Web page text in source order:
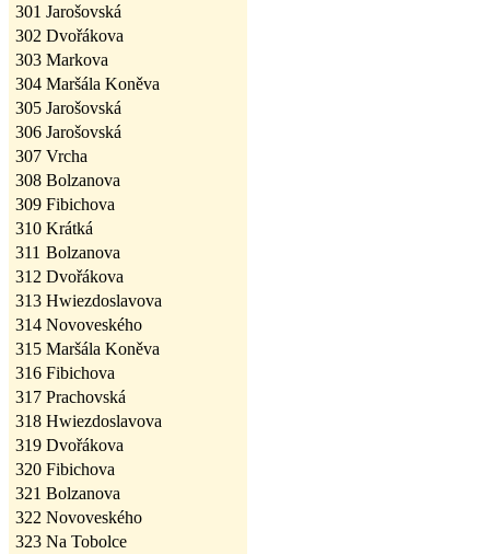
301 Jarošovská
302 Dvořákova
303 Markova
304 Maršála Koněva
305 Jarošovská
306 Jarošovská
307 Vrcha
308 Bolzanova
309 Fibichova
310 Krátká
311 Bolzanova
312 Dvořákova
313 Hwiezdoslavova
314 Novoveského
315 Maršála Koněva
316 Fibichova
317 Prachovská
318 Hwiezdoslavova
319 Dvořákova
320 Fibichova
321 Bolzanova
322 Novoveského
323 Na Tobolce